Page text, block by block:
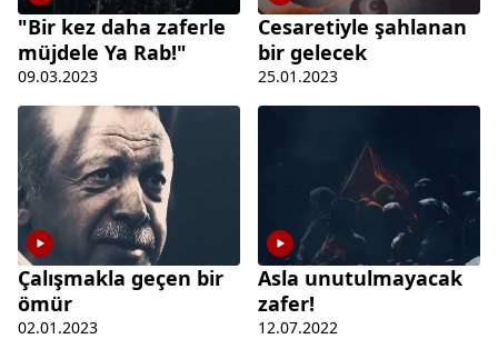
"Bir kez daha zaferle
müjdele Ya Rab!"
09.03.2023
Cesaretiyle şahlanan
bir gelecek
25.01.2023
Çalışmakla geçen bir
ömür
02.01.2023
Asla unutulmayacak
zafer!
12.07.2022